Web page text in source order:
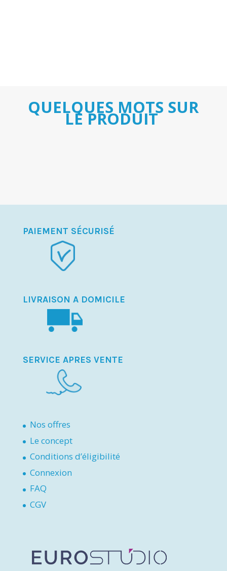
QUELQUES MOTS SUR
LE PRODUIT
PAIEMENT SÉCURISÉ
LIVRAISON A DOMICILE
SERVICE APRES VENTE
Nos offres
Le concept
Conditions d’éligibilité
Connexion
FAQ
CGV